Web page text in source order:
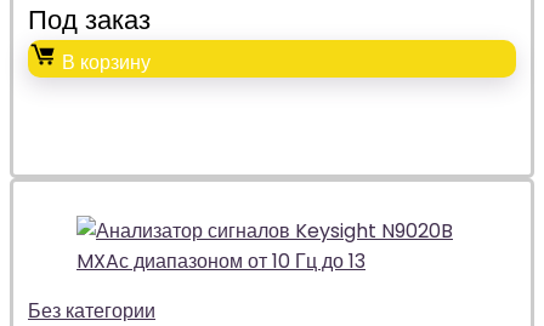
Под заказ
В корзину
Без категории